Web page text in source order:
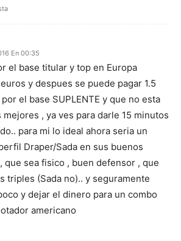
En 00:35
el base titular y top en Europa
y despues se puede pagar 1.5
el base SUPLENTE y que no esta
, ya ves para darle 15 minutos
para mi lo ideal ahora seria un
Draper/Sada en sus buenos
que sea fisico , buen defensor , que
triples (Sada no).. y seguramente
y dejar el dinero para un combo
americano